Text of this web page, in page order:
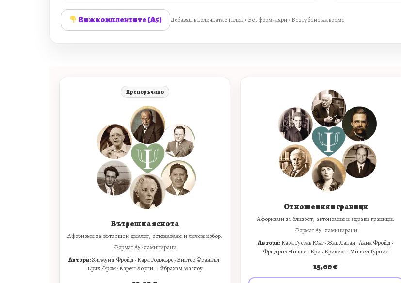
Виж комплектите (A5) Добавяш в количката с 1 клик • Без формуляри • Без губене на време
Препоръчано
Вътрешна яснота
Афоризми за вътрешен диалог, осъзнаване и личен избор.
Формат A5 · ламинирани
Автори:Зигмунд Фройд · Карл Роджърс · Виктор Франкъл ·
Ерих Фром · Карен Хорни · Ейбрахам Маслоу
Отношения и граници
Афоризми за близост, автономия и здрави граници.
Формат A5 · ламинирани
Автори:Карл Густав Юнг · Жак Лакан · Анна Фройд ·
Фридрих Ницше · Ерик Ериксон · Мишел Турние
15,00€